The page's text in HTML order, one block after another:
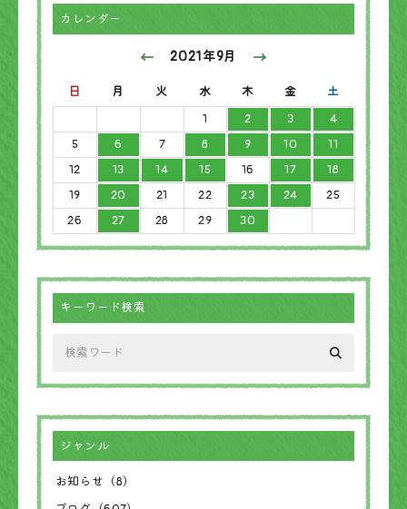
カレンダー
2021年9月
日 月 火 水 木 金
土
1
2 3
4
5
6 7 8 9 10
11
12
13 14 15 16 17
18
19
20 21 22 23 24
25
26
27 28 29 30
キーワード検索
ジャンル
お知らせ（8）